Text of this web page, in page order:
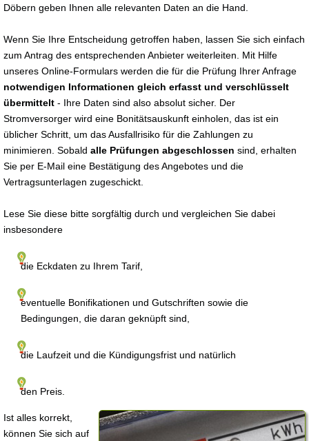
Döbern geben Ihnen alle relevanten Daten an die Hand.
Wenn Sie Ihre Entscheidung getroffen haben, lassen Sie sich einfach
zum Antrag des entsprechenden Anbieter weiterleiten. Mit Hilfe
unseres Online-Formulars werden die für die Prüfung Ihrer Anfrage
notwendigen Informationen gleich erfasst und verschlüsselt
übermittelt - Ihre Daten sind also absolut sicher. Der
Stromversorger wird eine Bonitätsauskunft einholen, das ist ein
üblicher Schritt, um das Ausfallrisiko für die Zahlungen zu
minimieren. Sobald alle Prüfungen abgeschlossen sind, erhalten
Sie per E-Mail eine Bestätigung des Angebotes und die
Vertragsunterlagen zugeschickt.
Lese Sie diese bitte sorgfältig durch und vergleichen Sie dabei
insbesondere
die Eckdaten zu Ihrem Tarif,
eventuelle Bonifikationen und Gutschriften sowie die
Bedingungen, die daran geknüpft sind,
die Laufzeit und die Kündigungsfrist und natürlich
den Preis.
Ist alles korrekt,
können Sie sich auf